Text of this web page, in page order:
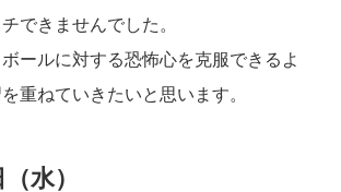
できませんでした。
ールに対する恐怖心を克服できるよ
重ねていきたいと思います。
水）